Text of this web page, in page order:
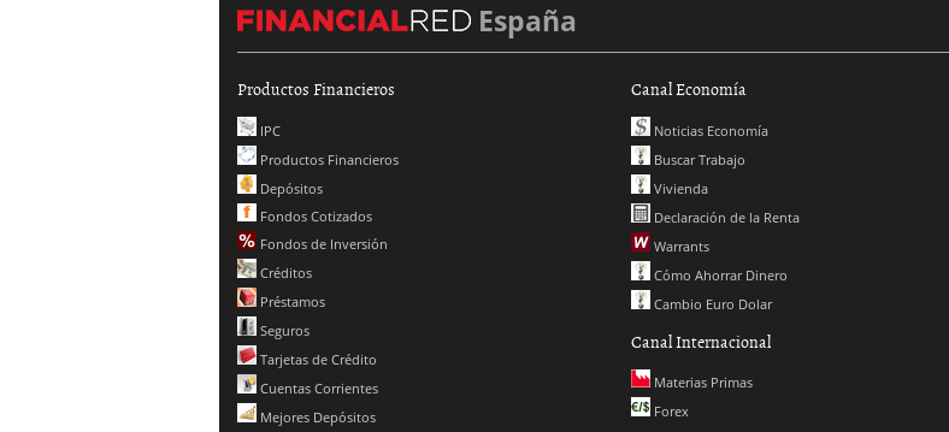
España
Productos Financieros
IPC
Productos Financieros
Depósitos
Fondos Cotizados
Fondos de Inversión
Créditos
Préstamos
Seguros
Tarjetas de Crédito
Cuentas Corrientes
Mejores Depósitos
Canal Economía
Noticias Economía
Buscar Trabajo
Vivienda
Declaración de la Renta
Warrants
Cómo Ahorrar Dinero
Cambio Euro Dolar
Canal Internacional
Materias Primas
Forex